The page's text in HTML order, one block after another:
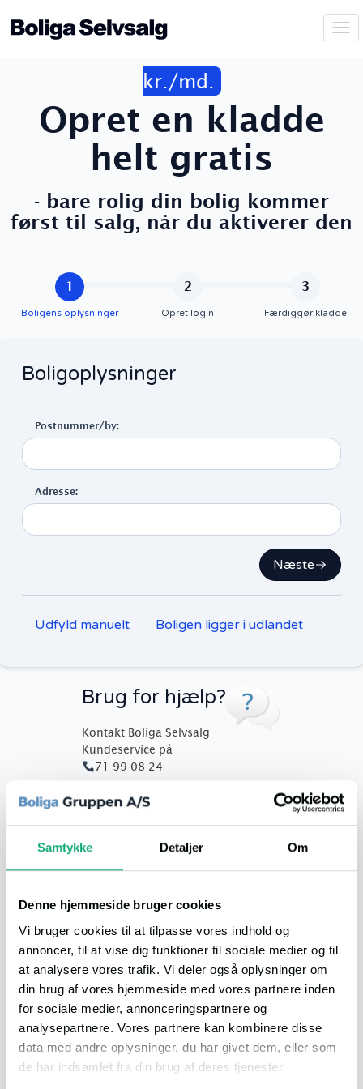
Samtykke Detaljer Om
Denne hjemmeside bruger cookies
Vi bruger cookies til at tilpasse vores indhold og
annoncer, til at vise dig funktioner til sociale medier og til
at analysere vores trafik. Vi deler også oplysninger om
din brug af vores hjemmeside med vores partnere inden
for sociale medier, annonceringspartnere og
analysepartnere. Vores partnere kan kombinere disse
data med andre oplysninger, du har givet dem, eller som
de har indsamlet fra din brug af deres tjenester.
Vis
Sæt din bolig til salg for kun
995
kr./md.
Opret en kladde
helt gratis
- bare rolig din bolig kommer
først til salg, når du aktiverer den
1
Boligens oplysninger
2
Opret login
3
Færdiggør kladde
Boligoplysninger
Postnummer/by:
Adresse:
Næste
Udfyld manuelt Boligen ligger i udlandet
Brug for hjælp?
Kontakt Boliga Selvsalg
Kundeservice på
71 99 08 24
Dit spørgsmål:
Send